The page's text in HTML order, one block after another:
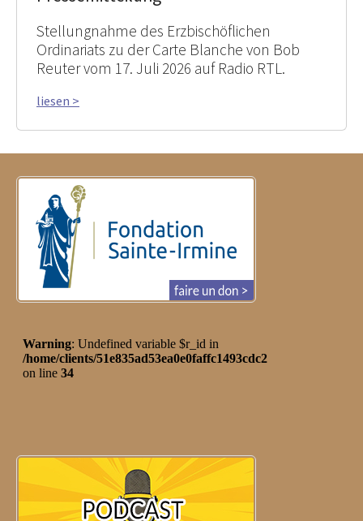
Stellungnahme des Erzbischöflichen
Ordinariats zu der Carte Blanche von Bob
Reuter vom 17. Juli 2026 auf Radio RTL.
liesen >